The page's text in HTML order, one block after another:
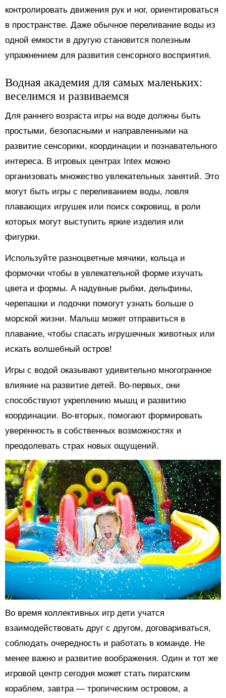
контролировать движения рук и ног, ориентироваться
в пространстве. Даже обычное переливание воды из
одной емкости в другую становится полезным
упражнением для развития сенсорного восприятия.
Водная академия для самых маленьких:
веселимся и развиваемся
Для раннего возраста игры на воде должны быть
простыми, безопасными и направленными на
развитие сенсорики, координации и познавательного
интереса. В игровых центрах Intex можно
организовать множество увлекательных занятий. Это
могут быть игры с переливанием воды, ловля
плавающих игрушек или поиск сокровищ, в роли
которых могут выступить яркие изделия или
фигурки.
Используйте разноцветные мячики, кольца и
формочки чтобы в увлекательной форме изучать
цвета и формы. А надувные рыбки, дельфины,
черепашки и лодочки помогут узнать больше о
морской жизни. Малыш может отправиться в
плавание, чтобы спасать игрушечных животных или
искать волшебный остров!
Игры с водой оказывают удивительно многогранное
влияние на развитие детей. Во-первых, они
способствуют укреплению мышц и развитию
координации. Во-вторых, помогают формировать
уверенность в собственных возможностях и
преодолевать страх новых ощущений.
Во время коллективных игр дети учатся
взаимодействовать друг с другом, договариваться,
соблюдать очередность и работать в команде. Не
менее важно и развитие воображения. Один и тот же
игровой центр сегодня может стать пиратским
кораблем, завтра — тропическим островом, а